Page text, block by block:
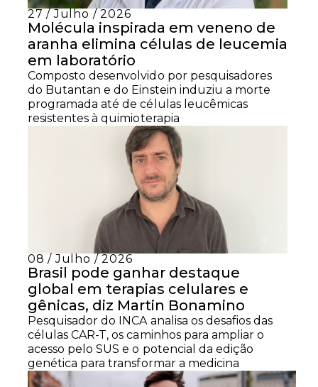
27 / Julho / 2026
Molécula inspirada em veneno de
aranha elimina células de leucemia
em laboratório
Composto desenvolvido por pesquisadores
do Butantan e do Einstein induziu a morte
programada até de células leucêmicas
resistentes à quimioterapia
08 / Julho / 2026
Brasil pode ganhar destaque
global em terapias celulares e
gênicas, diz Martin Bonamino
Pesquisador do INCA analisa os desafios das
células CAR-T, os caminhos para ampliar o
acesso pelo SUS e o potencial da edição
genética para transformar a medicina